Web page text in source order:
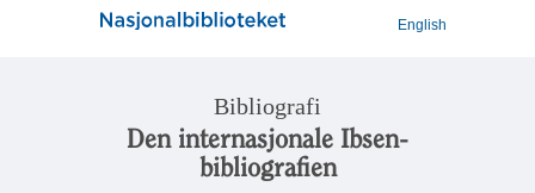
English
Bibliografi
Den internasjonale Ibsen-
bibliografien